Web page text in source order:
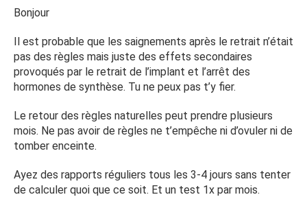
Bonjour
Il est probable que les saignements après le retrait n’était
pas des règles mais juste des effets secondaires
provoqués par le retrait de l’implant et l’arrêt des
hormones de synthèse. Tu ne peux pas t’y fier.
Le retour des règles naturelles peut prendre plusieurs
mois. Ne pas avoir de règles ne t’empêche ni d’ovuler ni de
tomber enceinte.
Ayez des rapports réguliers tous les 3-4 jours sans tenter
de calculer quoi que ce soit. Et un test 1x par mois.